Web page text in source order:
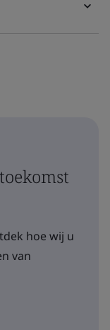
hoe wij u
van